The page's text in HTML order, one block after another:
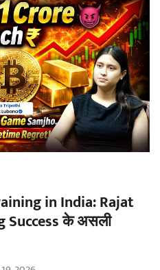
in India: Rajat
Success के असली